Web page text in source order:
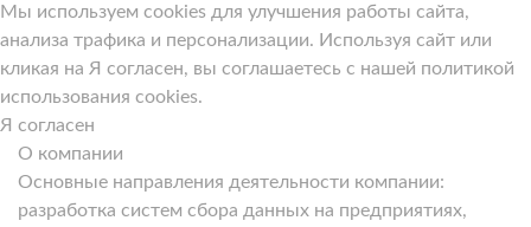
Мы используем cookies для улучшения работы сайта,
анализа трафика и персонализации. Используя сайт или
кликая на Я согласен, вы соглашаетесь с нашей политикой
использования cookies.
Я согласен
О компании
Основные направления деятельности компании:
разработка систем сбора данных на предприятиях,